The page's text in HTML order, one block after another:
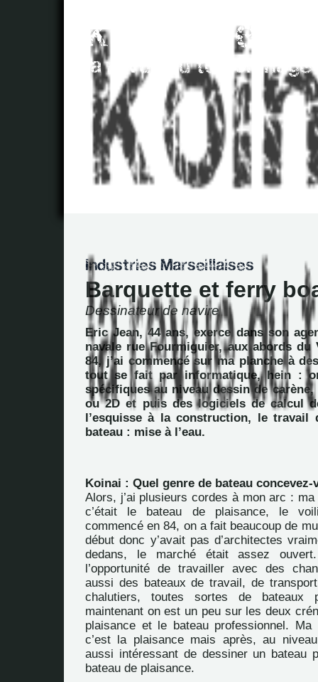
Barquette et ferry
Dessinateur de navire
Eric Jean, 44 ans, exerce dans son
navale rue Fourmiguier, aux abords
84, j’ai commencé sur ma planche à
tout se fait par informatique, hein :
spécifiques au niveau dessin de
ou 2D et puis des logiciels de calcul
l’esquisse à la construction, le travail
bateau : mise à l’eau.
Koinai : Quel genre de bateau concevez-
Alors, j’ai plusieurs cordes à mon arc :
c’était le bateau de plaisance, le
commencé en 84, on a fait beaucoup de
début donc y’avait pas d’architectes
dedans, le marché était assez
l’opportunité de travailler avec des
aussi des bateaux de travail, de
chalutiers, toutes sortes de bateaux
maintenant on est un peu sur les deux
plaisance et le bateau professionnel. Ma
c’est la plaisance mais après, au
aussi intéressant de dessiner un bateau
bateau de plaisance.